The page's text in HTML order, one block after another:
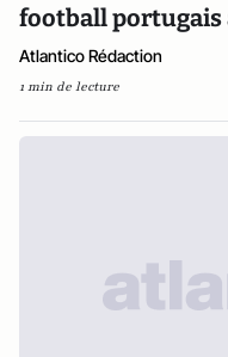
football portugais
Atlantico Rédaction
1 min de lecture